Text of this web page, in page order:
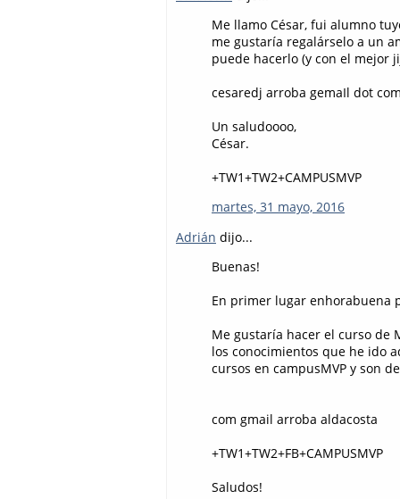
Me llamo César, fui alumno
me gustaría regalárselo a un
puede hacerlo (y con el mejor
cesaredj arroba gemaIl dot
Un saludoooo,
César.
+TW1+TW2+CAMPUSMVP
martes, 31 mayo, 2016
Adrián dijo...
Buenas!
En primer lugar enhorabuena
Me gustaría hacer el curso de
los conocimientos que he ido
cursos en campusMVP y son
com gmail arroba aldacosta
+TW1+TW2+FB+CAMPUSMVP
Saludos!